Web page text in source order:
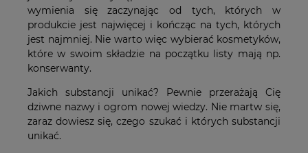
wymienia się zaczynając od tych, których w
produkcie jest najwięcej i kończąc na tych, których
jest najmniej. Nie warto więc wybierać kosmetyków,
które w swoim składzie na początku listy mają np.
konserwanty.
Jakich substancji unikać? Pewnie przerażają Cię
dziwne nazwy i ogrom nowej wiedzy. Nie martw się,
zaraz dowiesz się, czego szukać i których substancji
unikać.